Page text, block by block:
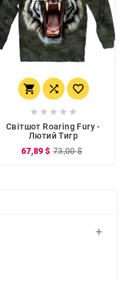
  
    
Світшот Roaring Fury -
Лютий Тигр
67,89 $ 73,00 $
